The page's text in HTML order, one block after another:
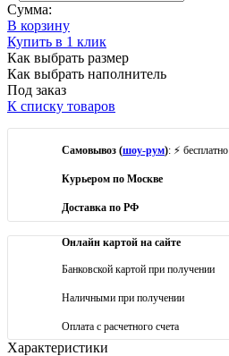
Сумма:
В корзину
Купить в 1 клик
Как выбрать размер
Как выбрать наполнитель
Под заказ
К списку товаров
Самовывоз (шоу-рум): ⚡ бесплатно
Курьером по Москве
Доставка по РФ
Онлайн картой на сайте
Банковской картой при получении
Наличными при получении
Оплата с расчетного счета
Характеристики